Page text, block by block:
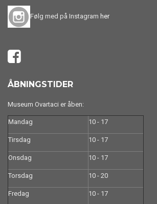
Følg med på Instagram her
ÅBNINGSTIDER
Museum Ovartaci er åben:
Mandag 10 - 17
Tirsdag 10 - 17
Onsdag 10 - 17
Torsdag 10 - 20
Fredag 10 - 17